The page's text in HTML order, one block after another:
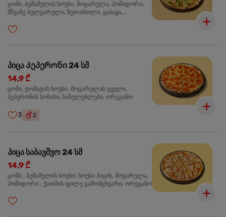
ცომი, ბეშამელის სოუსი, მოცარელა, პომიდორი,
მწვანე ბულგარული, ზეთისხილი, ყაბაყი,
ორეგანო
პიცა Პეპერონი 24 სმ
14,9 ₾
ცომი, ტომატის სოუსი, მოცარელას ყველი,
პეპერონის სოსისი, სანელებლები, ორეგანო
3 2
პიცა საბავშვო 24 სმ
14,9 ₾
ცომი , ბეშამელის სოუსი, სოუსი პიცის, მოცარელა,
პომიდორი , ქათმის ფილე გამომცხვარი, ორეგანო